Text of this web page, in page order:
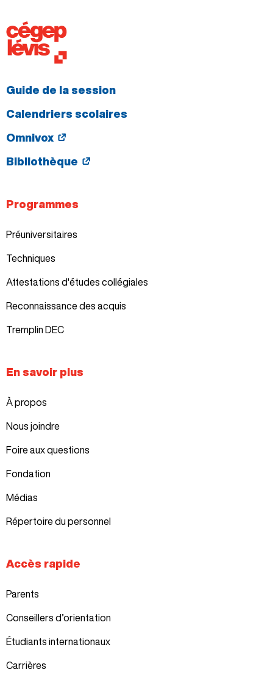
Libérez la bande passante autant que possible
(aucun téléchargement sur votre réseau
pendant que vous êtes sur la plateforme).
Guide de la session
Calendriers scolaires
Omnivox
Bibliothèque
Programmes
Préuniversitaires
Techniques
Attestations d'études collégiales
Reconnaissance des acquis
Tremplin DEC
En savoir plus
À propos
Nous joindre
Foire aux questions
Fondation
Médias
Répertoire du personnel
Accès rapide
Parents
Conseillers d’orientation
Étudiants internationaux
Carrières